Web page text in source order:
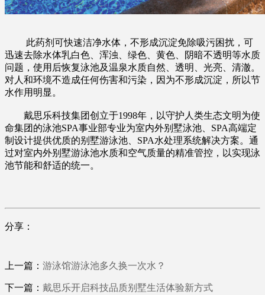
此药剂可快速洁净水体，不形成沉淀免除吸污困扰，可
迅速去除水体乳白色、浑浊、绿色、黄色、阴暗不透明等水质
问题，使用后恢复泳池及温泉水质自然、透明、光亮、清澈。
对人和环境不造成任何伤害和污染，因为不形成沉淀，所以节
水作用明显。
戴思乐科技集团创立于1998年，以守护人类生态文明为使
命集团的泳池SPA事业部专业为室内外别墅泳池、SPA高端定
制设计提供优质的别墅游泳池、SPA水处理系统解决方案。通
过对室内外别墅游泳池水质和空气质量的精准管控，以实现泳
池节能和舒适的统一。
分享：
上一篇： 游泳馆游泳池多久换一次水？
下一篇： 戴思乐开启科技品质别墅生活体验新方式